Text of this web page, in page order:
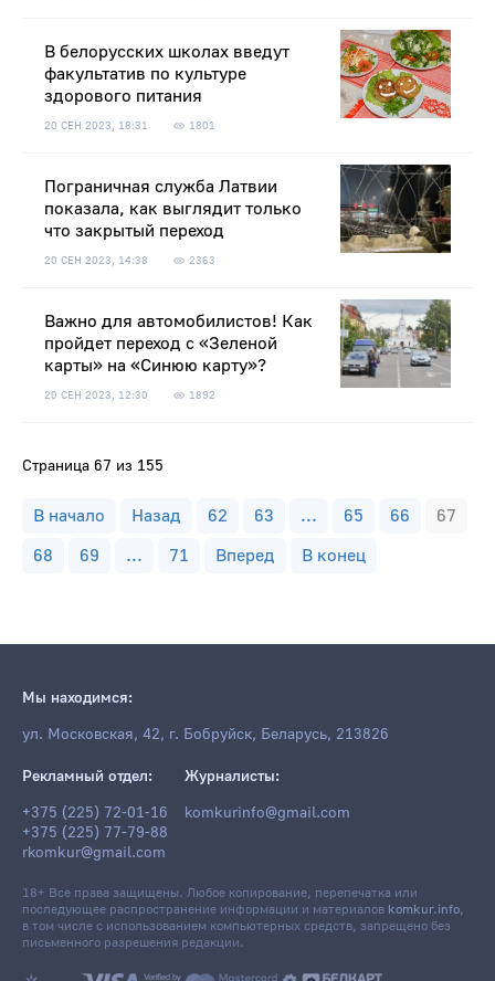
В белорусских школах введут
факультатив по культуре
здорового питания
20 СЕН 2023, 18:31 1801
Пограничная служба Латвии
показала, как выглядит только
что закрытый переход
20 СЕН 2023, 14:38 2363
Важно для автомобилистов! Как
пройдет переход с «Зеленой
карты» на «Синюю карту»?
20 СЕН 2023, 12:30 1892
Страница 67 из 155
В начало Назад 62 63 ... 65 66
67
68
69 ... 71 Вперед В конец
Мы находимся:
ул. Московская, 42, г. Бобруйск, Беларусь, 213826
Рекламный отдел:
+375 (225) 72-01-16
+375 (225) 77-79-88
rkomkur@gmail.com
Журналисты:
komkurinfo@gmail.com
18+ Все права защищены. Любое копирование, перепечатка или
последующее распространение информации и материалов komkur.info,
в том числе с использованием компьютерных средств, запрещено без
письменного разрешения редакции.